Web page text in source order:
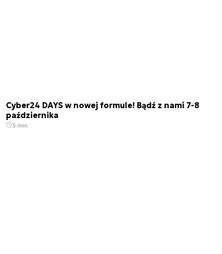
Cyber24 DAYS w nowej formule! Bądź z nami 7-8
października
3 min.